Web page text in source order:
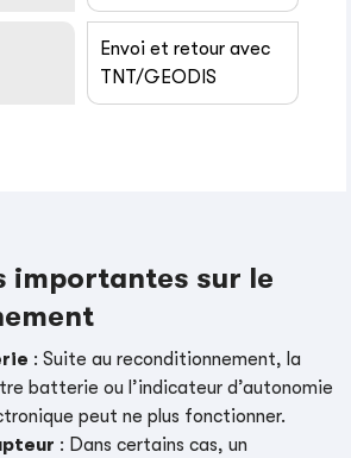
Envoi et retour avec
TNT/GEODIS
importantes sur le
: Suite au reconditionnement, la
batterie ou l’indicateur d’autonomie
peut ne plus fonctionner.
: Dans certains cas, un